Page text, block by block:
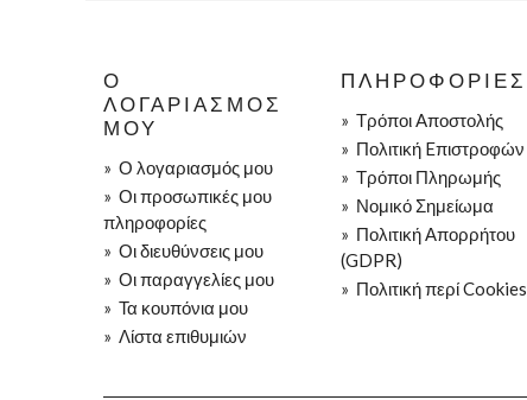
Ο
ΛΟΓΑΡΙΑΣΜΌΣ
ΜΟΥ
» Ο λογαριασμός μου
» Οι προσωπικές μου
πληροφορίες
» Οι διευθύνσεις μου
» Οι παραγγελίες μου
» Τα κουπόνια μου
» Λίστα επιθυμιών
ΠΛΗΡΟΦΟΡΊΕΣ
» Τρόποι Aποστολής
» Πολιτική Eπιστροφών
» Τρόποι Πληρωμής
» Νομικό Σημείωμα
» Πολιτική Απορρήτου
(GDPR)
» Πολιτική περί Cookies